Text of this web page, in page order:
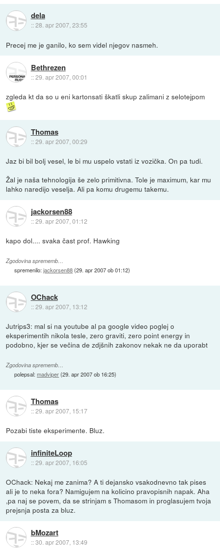
dela
::28. apr 2007, 23:55
Precej me je ganilo, ko sem videl njegov nasmeh.
Bethrezen
::29. apr 2007, 00:01
zgleda kt da so u eni kartonsati škatli skup zalimani z selotejpom
Thomas
::29. apr 2007, 00:29
Jaz bi bil bolj vesel, le bi mu uspelo vstati iz vozička. On pa tudi.
Žal je naša tehnologija še zelo primitivna. Tole je maximum, kar mu
lahko naredijo veselja. Ali pa komu drugemu takemu.
jackorsen88
::29. apr 2007, 01:12
kapo dol.... svaka čast prof. Hawking
Zgodovina sprememb…
spremenilo:jackorsen88(29. apr 2007 ob 01:12)
OChack
::29. apr 2007, 13:12
Jutrips3: mal si na youtube al pa google video poglej o
eksperimentih nikola tesle, zero graviti, zero point energy in
podobno, kjer se večina de zdjšnih zakonov nekak ne da uporabt
Zgodovina sprememb…
polepsal:madviper(29. apr 2007 ob 16:25)
Thomas
::29. apr 2007, 15:17
Pozabi tiste eksperimente. Bluz.
infiniteLoop
::29. apr 2007, 16:05
OChack: Nekaj me zanima? A ti dejansko vsakodnevno tak pises
ali je to neka fora? Namigujem na kolicino pravopisnih napak. Aha
,pa naj se povem, da se strinjam s Thomasom in proglasujem tvoja
prejsnja posta za bluz.
bMozart
::30. apr 2007, 13:49